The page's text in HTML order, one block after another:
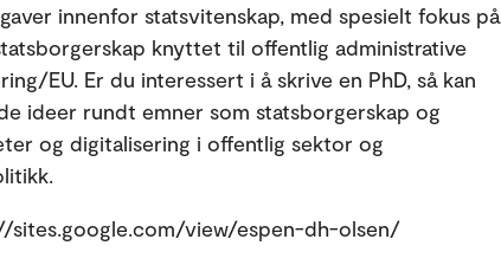
innenfor statsvitenskap, med spesielt fokus på
knyttet til offentlig administrative
EU. Er du interessert i å skrive en PhD, så kan
ideer rundt emner som statsborgerskap og
og digitalisering i offentlig sektor og
sites.google.com/view/espen-dh-olsen/